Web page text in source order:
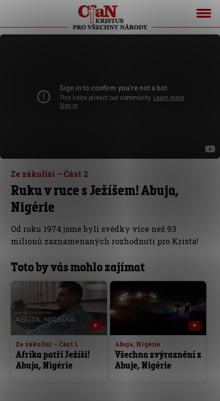
Ze zákulisí – Část 2
Ruku v ruce s Ježíšem! Abuja,
Nigérie
Od roku 1974 jsme byli svědky více než 93
milionů zaznamenaných rozhodnutí pro Krista!
Toto by vás mohlo zajímat
Ze zákulisí – Část 1
Afrika patří Ježíši!
Abuja, Nigérie
Abuja, Nigérie
Všechna zvýraznění z
Abuje, Nigérie